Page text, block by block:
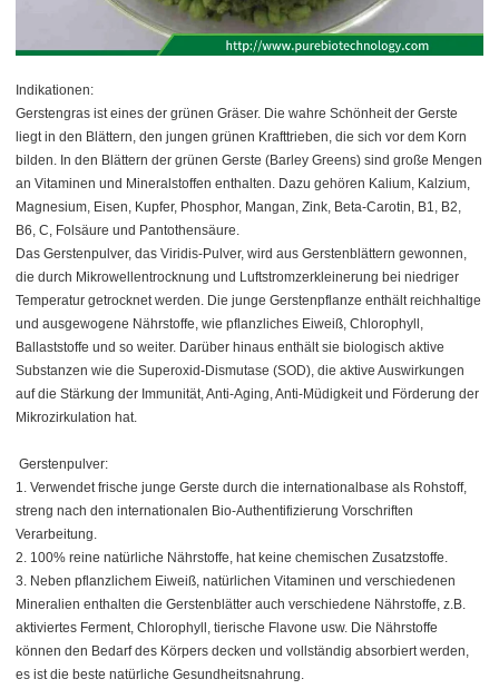
Indikationen:
Gerstengras ist eines der grünen Gräser. Die wahre Schönheit der Gerste
liegt in den Blättern, den jungen grünen Krafttrieben, die sich vor dem Korn
bilden. In den Blättern der grünen Gerste (Barley Greens) sind große Mengen
an Vitaminen und Mineralstoffen enthalten. Dazu gehören Kalium, Kalzium,
Magnesium, Eisen, Kupfer, Phosphor, Mangan, Zink, Beta-Carotin, B1, B2,
B6, C, Folsäure und Pantothensäure.
Das Gerstenpulver, das Viridis-Pulver, wird aus Gerstenblättern gewonnen,
die durch Mikrowellentrocknung und Luftstromzerkleinerung bei niedriger
Temperatur getrocknet werden. Die junge Gerstenpflanze enthält reichhaltige
und ausgewogene Nährstoffe, wie pflanzliches Eiweiß, Chlorophyll,
Ballaststoffe und so weiter. Darüber hinaus enthält sie biologisch aktive
Substanzen wie die Superoxid-Dismutase (SOD), die aktive Auswirkungen
auf die Stärkung der Immunität, Anti-Aging, Anti-Müdigkeit und Förderung der
Mikrozirkulation hat.
Gerstenpulver:
1. Verwendet frische junge Gerste durch die internationalbase als Rohstoff,
streng nach den internationalen Bio-Authentifizierung Vorschriften
Verarbeitung.
2. 100% reine natürliche Nährstoffe, hat keine chemischen Zusatzstoffe.
3. Neben pflanzlichem Eiweiß, natürlichen Vitaminen und verschiedenen
Mineralien enthalten die Gerstenblätter auch verschiedene Nährstoffe, z.B.
aktiviertes Ferment, Chlorophyll, tierische Flavone usw. Die Nährstoffe
können den Bedarf des Körpers decken und vollständig absorbiert werden,
es ist die beste natürliche Gesundheitsnahrung.